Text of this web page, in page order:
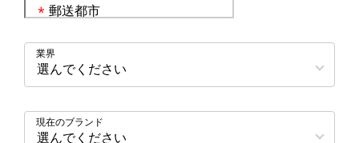
郵送都市
*
業界
現在のブランド